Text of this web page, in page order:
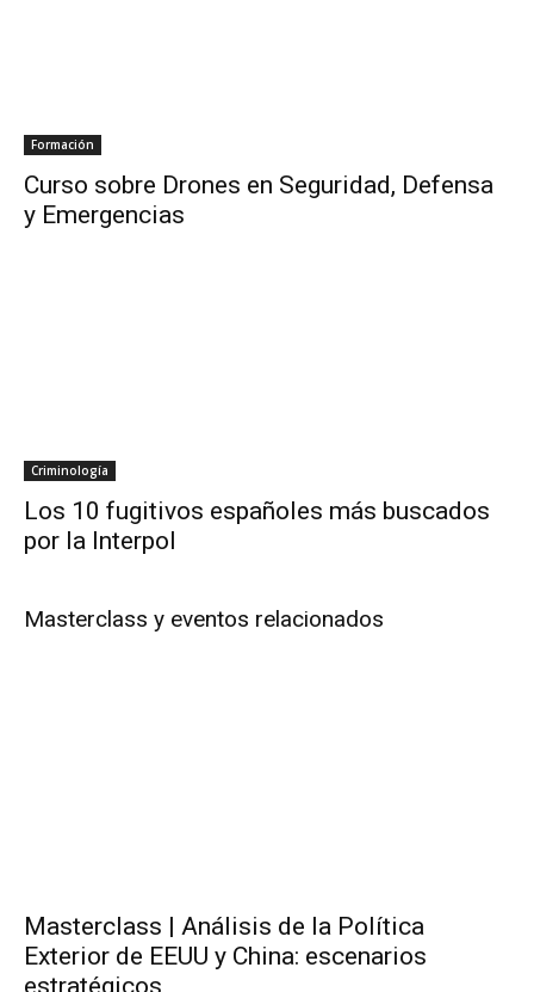
Formación
Curso sobre Drones en Seguridad, Defensa
y Emergencias
Criminología
Los 10 fugitivos españoles más buscados
por la Interpol
Masterclass y eventos relacionados
Masterclass | Análisis de la Política
Exterior de EEUU y China: escenarios
estratégicos